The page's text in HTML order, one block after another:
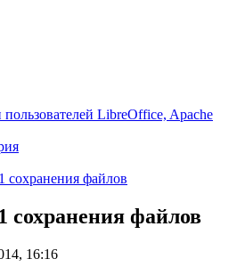
LibreOffice, Apache
сохранения файлов
сохранения файлов
16:16